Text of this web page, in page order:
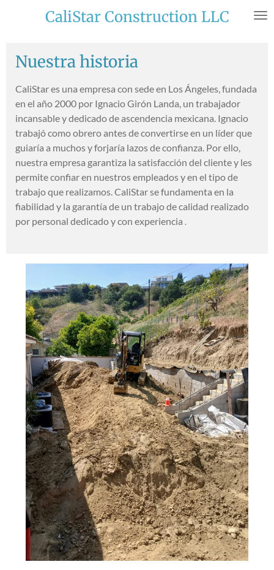
content
CaliStar Construction LLC
Nuestra historia
CaliStar es una empresa con sede en Los Ángeles, fundada
en el año 2000 por Ignacio Girón Landa, un trabajador
incansable y dedicado de ascendencia mexicana. Ignacio
trabajó como obrero antes de convertirse en un líder que
guiaría a muchos y forjaría lazos de confianza. Por ello,
nuestra empresa garantiza la satisfacción del cliente y les
permite confiar en nuestros empleados y en el tipo de
trabajo que realizamos. CaliStar se fundamenta en la
fiabilidad y la garantía de un trabajo de calidad realizado
por personal dedicado y con experiencia .